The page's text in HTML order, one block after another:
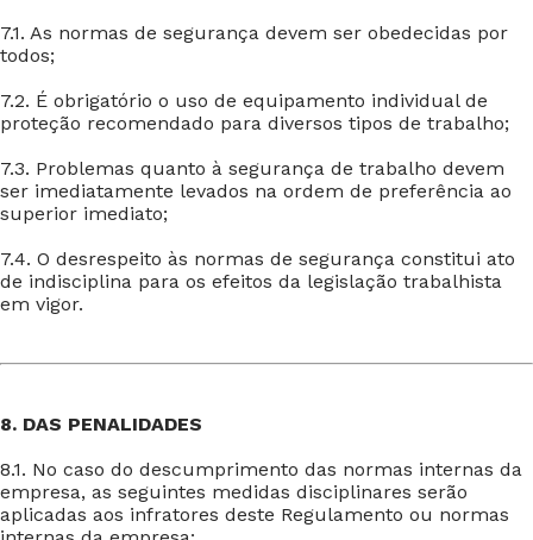
7.1. As normas de segurança devem ser obedecidas por
todos;
7.2. É obrigatório o uso de equipamento individual de
proteção recomendado para diversos tipos de trabalho;
7.3. Problemas quanto à segurança de trabalho devem
ser imediatamente levados na ordem de preferência ao
superior imediato;
7.4. O desrespeito às normas de segurança constitui ato
de indisciplina para os efeitos da legislação trabalhista
em vigor.
8. DAS PENALIDADES
8.1. No caso do descumprimento das normas internas da
empresa, as seguintes medidas disciplinares serão
aplicadas aos infratores deste Regulamento ou normas